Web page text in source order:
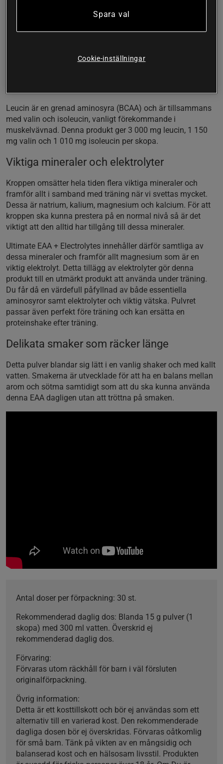
med protein, utan kan absorbera omedelbart.
Med hög halt leucin
Denna produkt innehåller en balanserad sammansättning
Leucin är en grenad aminosyra (BCAA) och är tillsammans
med valin och isoleucin, vanligt förekommande i
muskelvävnad. Denna produkt ger 3 000 mg leucin, 1 150
mg valin och 1 010 mg isoleucin per skopa.
Viktiga mineraler och elektrolyter
Kroppen omsätter hela tiden flera viktiga mineraler och
framför allt i samband med träning när vi svettas mycket.
Dessa är natrium, kalium, magnesium och kalcium. För att
kroppen ska kunna prestera på en normal nivå så är det
viktigt att den alltid har tillgång till dessa mineraler.
Ultimate EAA + Electrolytes innehåller därför samtliga av
dessa mineraler och framför allt magnesium som är en
viktig elektrolyt. Detta tillägg av elektrolyter gör denna
produkt till en utmärkt produkt att använda under träning.
Du får då en värdefull påfyllnad av både essentiella
aminosyror samt elektrolyter och viktig vätska. Pulvret
passar även perfekt före träning och kan ersätta en
proteinshake efter träning.
Delikata smaker som räcker länge
Detta pulver blandar sig lätt i en vanlig shaker och med kallt
vatten. Smakerna är utvecklade för att ha en balans mellan
arom och sötma samtidigt som att du ska kunna använda
denna EAA dagligen utan att tröttna på smaken.
Antal doser per förpackning: 30 st.
Rekommenderad daglig dos: Blanda 15 g pulver (1
skopa) med 300 ml vatten. Överskrid ej
rekommenderad daglig dos.
Förvaring:
Förvaras utom räckhåll för barn i väl försluten
originalförpackning.
Övrig information:
Detta är ett kosttillskott och bör ej användas som ett
alternativ till en varierad kost. Den rekommenderade
dagliga dosen bör ej överskridas. Förvaras oåtkomlig
för små barn. Tänk på vikten av en mångsidig och
balanserad kost och en hälsosam livsstil. Produkten
Spara val
Cookie-inställningar